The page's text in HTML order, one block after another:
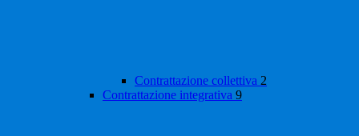
Contrattazione collettiva 2
Contrattazione integrativa 9